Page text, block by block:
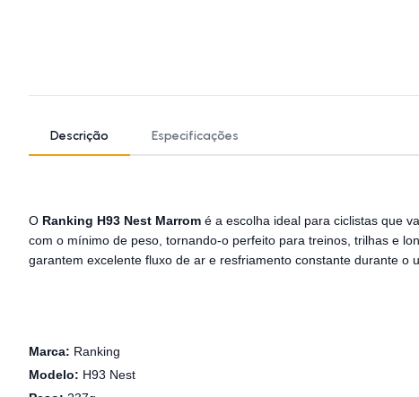
Descrição Especificações
O Ranking H93 Nest Marrom é a escolha ideal para ciclistas que
com o mínimo de peso, tornando-o perfeito para treinos, trilhas e
garantem excelente fluxo de ar e resfriamento constante durante o
Marca: Ranking
Modelo: H93 Nest